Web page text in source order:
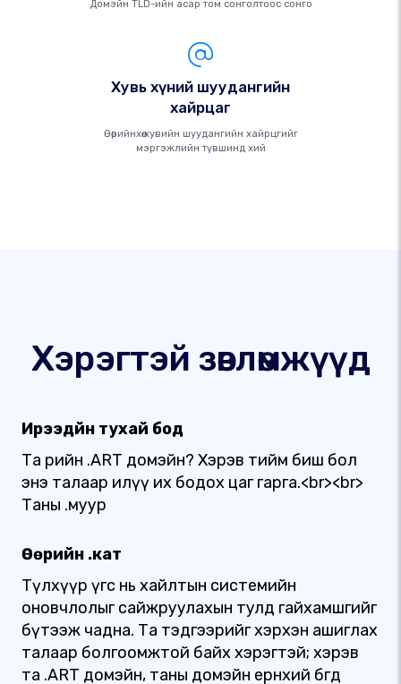
Домэйн TLD-ийн асар том сонголтоос сонго
Хувь хүний ​​шуудангийн
хайрцаг
Өөрийнхөө хувийн шуудангийн хайрцгийг
мэргэжлийн түвшинд хий
Хэрэгтэй зөвлөмжүүд
Ирээдүйн тухай бод
Та өөрийн .ART домэйн? Хэрэв тийм биш бол
энэ талаар илүү их бодох цаг гарга.<br><br>
Таны .муур
Өөрийн .кат
Түлхүүр үгс нь хайлтын системийн
оновчлолыг сайжруулахын тулд гайхамшгийг
бүтээж чадна. Та тэдгээрийг хэрхэн ашиглах
талаар болгоомжтой байх хэрэгтэй; хэрэв
та .ART домэйн, таны домэйн ерөнхий бөгөөд